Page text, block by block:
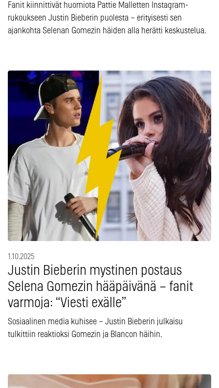
Fanit kiinnittivät huomiota Pattie Malletten Instagram-
rukoukseen Justin Bieberin puolesta – erityisesti sen
ajankohta Selenan Gomezin häiden alla herätti keskustelua.
1.10.2025
Justin Bieberin mystinen postaus
Selena Gomezin hääpäivänä – fanit
varmoja: “Viesti exälle”
Sosiaalinen media kuhisee – Justin Bieberin julkaisu
tulkittiin reaktioksi Gomezin ja Blancon häihin.